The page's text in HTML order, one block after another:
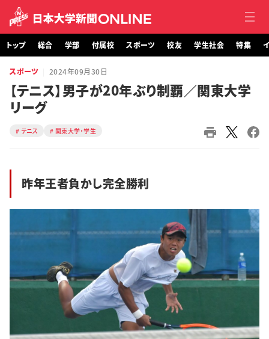
トップ
総合
学部・大学院
特集・企画
トップ 総合 学部 付属校 スポーツ 校友 学生社会 特集
スポーツ 2024年09月30日
【テニス】男子が20年ぶり制覇／関東大学
リーグ
テニス 関東大学・学生
昨年王者負かし完全勝利